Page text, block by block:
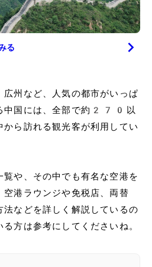
る
州など、人気の都市がいっぱ
中国には、全部で約270以
ら訪れる観光客が利用してい
や、その中でも有名な空港を
空港ラウンジや免税店、両替
法などを詳しく解説しているの
方は参考にしてくださいね。